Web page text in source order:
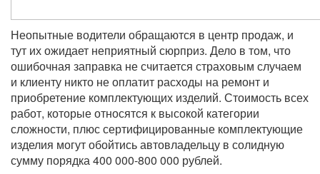
Неопытные водители обращаются в центр продаж, и
тут их ожидает неприятный сюрприз. Дело в том, что
ошибочная заправка не считается страховым случаем
и клиенту никто не оплатит расходы на ремонт и
приобретение комплектующих изделий. Стоимость всех
работ, которые относятся к высокой категории
сложности, плюс сертифицированные комплектующие
изделия могут обойтись автовладельцу в солидную
сумму порядка 400 000-800 000 рублей.